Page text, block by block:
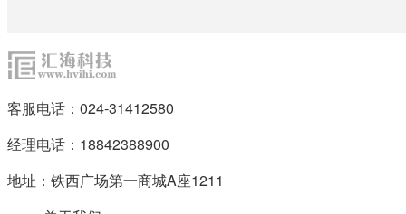
客服电话：024-31412580
经理电话：18842388900
地址：铁西广场第一商城A座1211